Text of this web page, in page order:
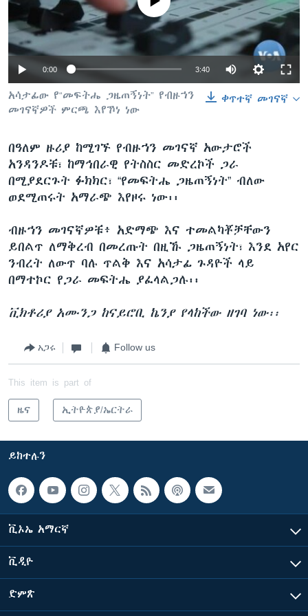
ቋንቋዎች
0:00 3:40
ቀጥተኛ መገናኛ
አሳታፊው የ“መፍትሔ ጋዜጠኝነት” የብዙኀን
መገናኛዎች ምርጫ እየኾነ ነው
በዓለም ዙሪያ ከሚገኙ የብዙኀን መገናኛ አውታሮች
አንዳንዶቹ፣ ከማኅበራዊ የትስስር መድረኮች ጋራ
በሚያደርጉት ፉክክር፣ “የመፍትሔ ጋዜጠኝነት” ብለው
ወደሚጠሩት አማራጭ እየዞሩ ነው፡፡
ብዙኀን መገናኛዎቹ፥ አድማጭ እና ተመልካቾቻቸውን
ይበልጥ ለማቅረብ በመረጡት በዚኹ ጋዜጠኝነት፣ እንደ አየር
ንብረት ለውጥ ባሉ ጥልቅ እና አሳታፊ ጉዳዮች ላይ
በማተኮር የጋራ መፍትሔ ያፈላልጋሉ፡፡
ቪክቶሪያ አሙንጋ ከናይሮቢ ኬንያ የላከችው ዘገባ ነው፡፡
አጋሩ Follow us
This item is part of
ዜና ኢትዮጵያ/ኤርትራ
ይከተሉን
ቪኦኤ አማርኛ
ቪዲዮ
ድምጽ